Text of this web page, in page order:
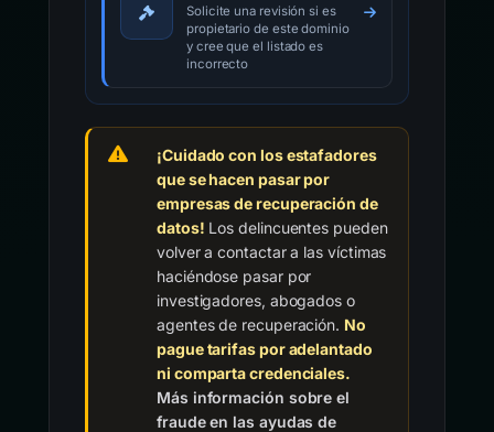
Solicite una revisión si es
propietario de este dominio
y cree que el listado es
incorrecto
¡Cuidado con los estafadores
que se hacen pasar por
empresas de recuperación de
datos! Los delincuentes pueden
volver a contactar a las víctimas
haciéndose pasar por
investigadores, abogados o
agentes de recuperación. No
pague tarifas por adelantado
ni comparta credenciales.
Más información sobre el
fraude en las ayudas de